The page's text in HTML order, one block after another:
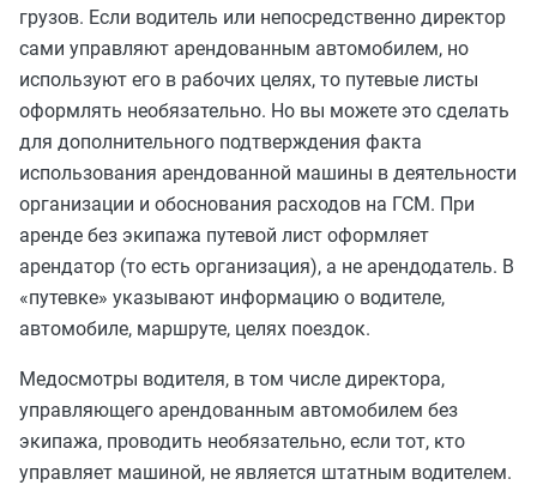
грузов. Если водитель или непосредственно директор
сами управляют арендованным автомобилем, но
используют его в рабочих целях, то путевые листы
оформлять необязательно. Но вы можете это сделать
для дополнительного подтверждения факта
использования арендованной машины в деятельности
организации и обоснования расходов на ГСМ. При
аренде без экипажа путевой лист оформляет
арендатор (то есть организация), а не арендодатель. В
«путевке» указывают информацию о водителе,
автомобиле, маршруте, целях поездок.
Медосмотры водителя, в том числе директора,
управляющего арендованным автомобилем без
экипажа, проводить необязательно, если тот, кто
управляет машиной, не является штатным водителем.